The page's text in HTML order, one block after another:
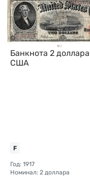
Банкнота 2 доллара
США
F
Год: 1917
Номинал: 2 доллара